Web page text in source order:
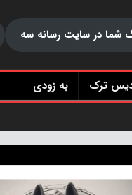
در سایت رسانه سه
ترک به زودی